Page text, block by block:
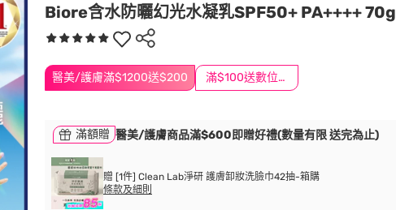
Biore含水防曬幻光水凝乳SPF50+ PA++++ 70g
醫美/護膚滿$1200送$200 滿$100送數位印花
滿額贈 醫美/護膚商品滿$600即贈好禮(數量有限 送完為止)
贈 [1件] Clean Lab淨研 護膚卸妝洗臉巾42抽-箱購
條款及細則